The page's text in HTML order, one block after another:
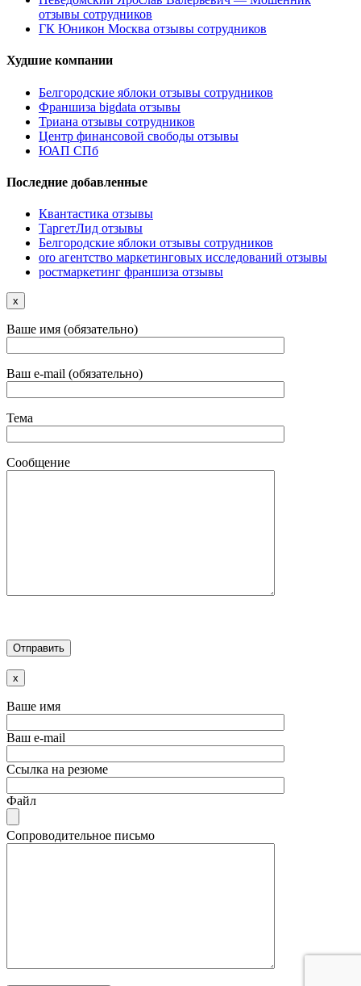
отзывы сотрудников
ГК Юникон Москва отзывы сотрудников
Худшие компании
Белгородские яблоки отзывы сотрудников
Франшиза bigdata отзывы
Триана отзывы сотрудников
Центр финансовой свободы отзывы
ЮАП СПб
Последние добавленные
Квантастика отзывы
ТаргетЛид отзывы
Белгородские яблоки отзывы сотрудников
oro агентство маркетинговых исследований отзывы
ростмаркетинг франшиза отзывы
x
Ваше имя (обязательно)
Ваш e-mail (обязательно)
Тема
Сообщение
x
Ваше имя
Ваш e-mail
Ссылка на резюме
Файл
Сопроводительное письмо